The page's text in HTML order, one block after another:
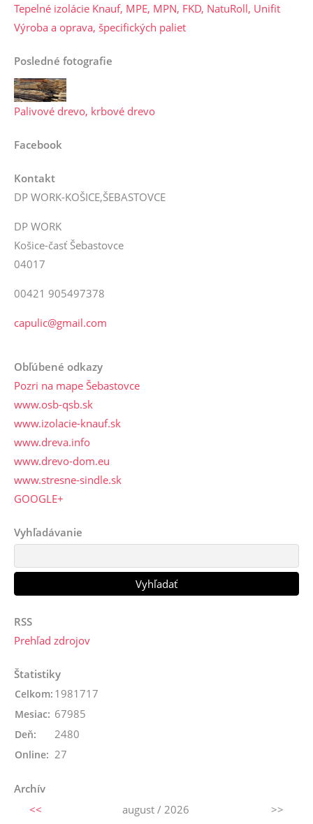
Tepelné izolácie Knauf, MPE, MPN, FKD, NatuRoll, Unifit
Výroba a oprava, špecifických paliet
Posledné fotografie
Palivové drevo, krbové drevo
Facebook
Kontakt
DP WORK-KOŠICE,ŠEBASTOVCE
DP WORK
Košice-časť Šebastovce
04017
00421 905497378
capulic@gmail.com
Obľúbené odkazy
Pozri na mape Šebastovce
www.osb-qsb.sk
www.izolacie-knauf.sk
www.dreva.info
www.drevo-dom.eu
www.stresne-sindle.sk
GOOGLE+
Vyhľadávanie
RSS
Prehľad zdrojov
Štatistiky
Online: 27
Celkom: 1981717
Mesiac: 67985
Deň: 2480
Archív
<<
august / 2026 >>